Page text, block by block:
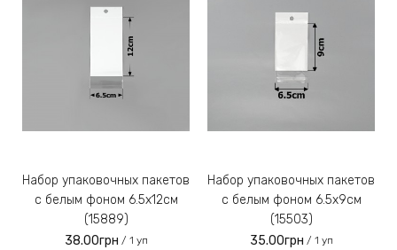
Набор упаковочных пакетов
с белым фоном 6.5х12см
(15889)
38.00грн / 1 уп
Набор упаковочных пакетов
с белым фоном 6.5х9см
(15503)
35.00грн / 1 уп